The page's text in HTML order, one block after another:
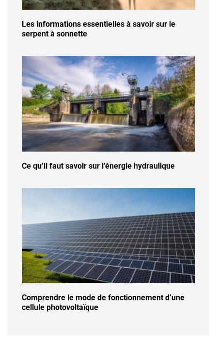
Les informations essentielles à savoir sur le
serpent à sonnette
Ce qu’il faut savoir sur l’énergie hydraulique
Comprendre le mode de fonctionnement d’une
cellule photovoltaïque